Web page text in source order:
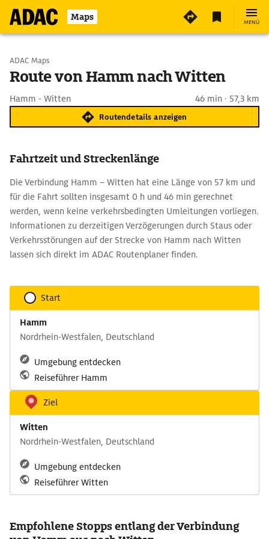
Maps MENÜ
Start wählen
ADAC Maps
Route von Hamm nach Witten
Hamm - Witten 46 min · 57,3 km
Routendetails anzeigen
Fahrtzeit und Streckenlänge
Die Verbindung Hamm – Witten hat eine Länge von 57 km und
für die Fahrt sollten insgesamt 0 h und 46 min gerechnet
werden, wenn keine verkehrsbedingten Umleitungen vorliegen.
Informationen zu derzeitigen Verzögerungen durch Staus oder
Verkehrsstörungen auf der Strecke von Hamm nach Witten
lassen sich direkt im ADAC Routenplaner finden.
Start
Hamm
Nordrhein-Westfalen, Deutschland
Umgebung entdecken
Reiseführer Hamm
Ziel
Witten
Nordrhein-Westfalen, Deutschland
Umgebung entdecken
Reiseführer Witten
Empfohlene Stopps entlang der Verbindung